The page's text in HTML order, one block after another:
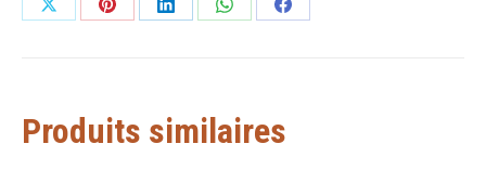
PartagerPartagerPartagerPartagerPartager
Produits similaires